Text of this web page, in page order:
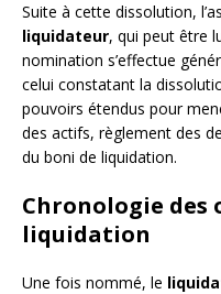
Suite à cette dissolution,
liquidateur, qui peut être
nomination s’effectue
celui constatant la
pouvoirs étendus pour
des actifs, règlement des
du boni de liquidation.
Chronologie des
liquidation
Une fois nommé, le